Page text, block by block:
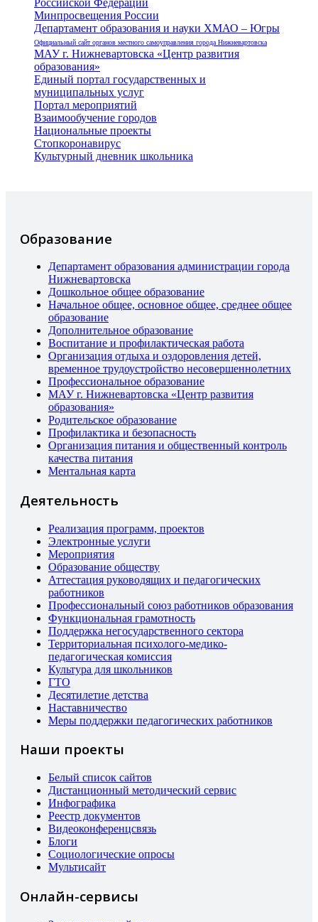
Минпросвещения России
Департамент образования и науки ХМАО – Югры
Официальный сайт органов местного самоуправления города Нижневартовска
МАУ г. Нижневартовска «Центр развития
образования»
Единый портал государственных и
муниципальных услуг
Портал мероприятий
Взаимообучение городов
Национальные проекты
Стопкоронавирус
Культурный дневник школьника
Образование
Департамент образования администрации города
Нижневартовска
Дошкольное общее образование
Начальное общее, основное общее, среднее общее
образование
Дополнительное образование
Воспитание и профилактическая работа
Организация отдыха и оздоровления детей,
временное трудоустройство несовершеннолетних
Профессиональное образование
МАУ г. Нижневартовска «Центр развития
образования»
Родительское образование
Профилактика и безопасность
Организация питания и общественный контроль
качества питания
Ментальная карта
Деятельность
Реализация программ, проектов
Электронные услуги
Мероприятия
Образование обществу
Аттестация руководящих и педагогических
работников
Профессиональный союз работников образования
Функциональная грамотность
Поддержка негосударственного сектора
Территориальная психолого-медико-
педагогическая комиссия
Культура для школьников
ГТО
Десятилетие детства
Наставничество
Меры поддержки педагогических работников
Наши проекты
Белый список сайтов
Дистанционный методический сервис
Инфографика
Реестр документов
Видеоконференцсвязь
Блоги
Социологические опросы
Мультисайт
Онлайн-сервисы